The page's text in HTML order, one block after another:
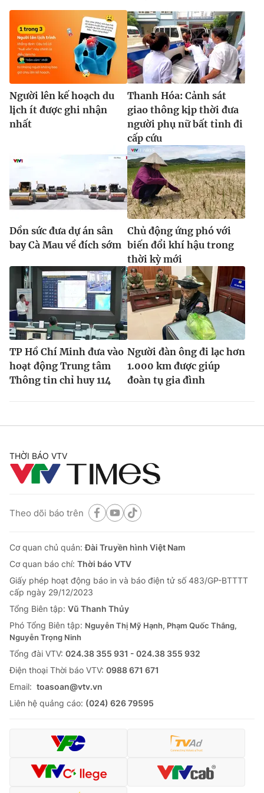
Email:toasoan@vtv.vn
Liên hệ quảng cáo:024-7300.7108
® Cấm sao chép dưới mọi hình thức nếu không có sự chấp
thuận bằng văn bản. Ghi rõ nguồn VTV.vn khi phát hành lại
thông tin từ website này.
Người lên kế hoạch du
lịch ít được ghi nhận
nhất
Thanh Hóa: Cảnh sát
giao thông kịp thời đưa
người phụ nữ bất tỉnh đi
cấp cứu
Dồn sức đưa dự án sân
bay Cà Mau về đích sớm
Chủ động ứng phó với
biến đổi khí hậu trong
thời kỳ mới
TP Hồ Chí Minh đưa vào
hoạt động Trung tâm
Thông tin chỉ huy 114
Người đàn ông đi lạc hơn
1.000 km được giúp
đoàn tụ gia đình
THỜI BÁO VTV
Theo dõi báo trên
Cơ quan chủ quản:Đài Truyền hình Việt Nam
Cơ quan báo chí: Thời báo VTV
Giấy phép hoạt động báo in và báo điện tử số 483/GP-BTTTT
cấp ngày 29/12/2023
Tổng Biên tập: Vũ Thanh Thủy
Phó Tổng Biên tập: Nguyễn Thị Mỹ Hạnh, Phạm Quốc Thắng,
Nguyễn Trọng Ninh
Tổng đài VTV: 024.38 355 931 - 024.38 355 932
Ðiện thoại Thời báo VTV: 0988 671 671
Email: toasoan@vtv.vn
Liên hệ quảng cáo: (024) 626 79595